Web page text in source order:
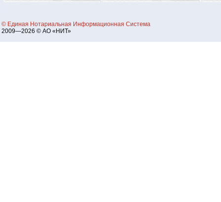
© Единая Нотариальная Информационная Система
2009—2026 © АО «НИТ»